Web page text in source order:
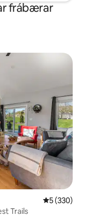
frábærar
5 af 5 í
5 (330)
Trails